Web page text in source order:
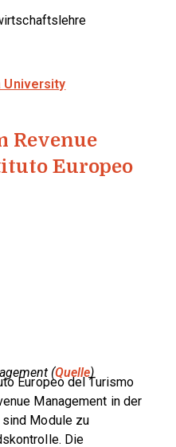
University
Revenue
Europeo
(Quelle)
Europeo del Turismo
Management in der
sind Module zu
Die